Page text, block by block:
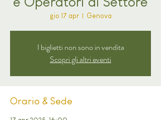
gio 17 apr
  |
Genova
I biglietti non sono in vendita
Scopri gli altri eventi
Orario & Sede